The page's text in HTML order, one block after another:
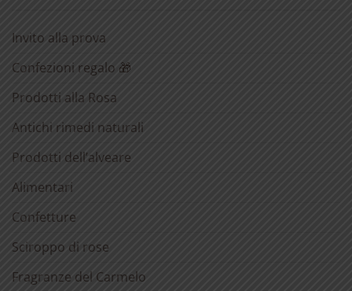
Invito alla prova
Confezioni regalo 🎁
Prodotti alla Rosa
Antichi rimedi naturali
Prodotti dell’alveare
Alimentari
Confetture
Sciroppo di rose
Fragranze del Carmelo